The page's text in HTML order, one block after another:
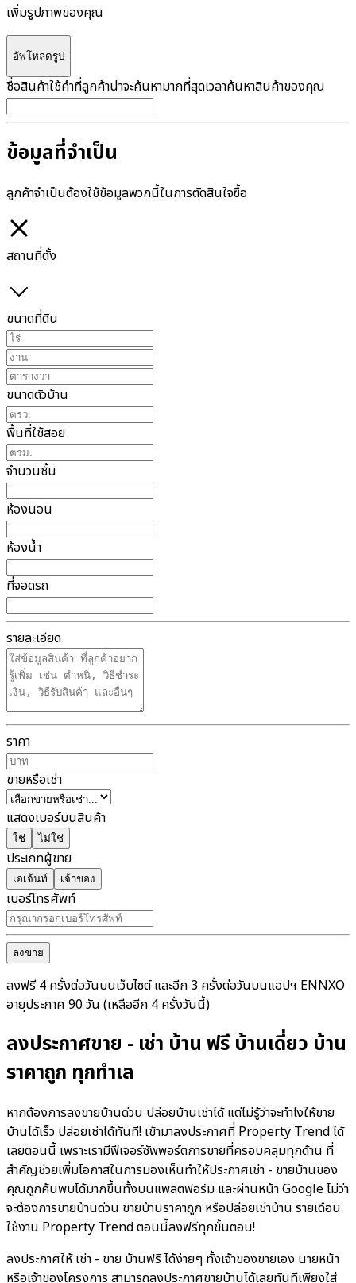
เพิ่มรูปภาพของคุณ
อัพโหลดรูป
ชื่อสินค้าใช้คำที่ลูกค้าน่าจะค้นหามากที่สุดเวลาค้นหาสินค้าของคุณ
ข้อมูลที่จำเป็น
ลูกค้าจำเป็นต้องใช้ข้อมูลพวกนี้ในการตัดสินใจซื้อ
สถานที่ตั้ง
ขนาดที่ดิน
ขนาดตัวบ้าน
พื้นที่ใช้สอย
จำนวนชั้น
ห้องนอน
ห้องน้ำ
ที่จอดรถ
รายละเอียด
ราคา
ขายหรือเช่า
แสดงเบอร์บนสินค้า
ใช่ ไม่ใช่
ประเภทผู้ขาย
เอเจ้นท์ เจ้าของ
เบอร์โทรศัพท์
ลงขาย
ลงฟรี 4 ครั้งต่อวันบนเว็บไซต์ และอีก 3 ครั้งต่อวันบนแอปฯ ENNXO
อายุประกาศ 90 วัน (เหลืออีก 4 ครั้งวันนี้)
ลงประกาศขาย - เช่า บ้าน ฟรี บ้านเดี่ยว บ้าน
ราคาถูก ทุกทำเล
หากต้องการลงขายบ้านด่วน ปล่อยบ้านเช่าได้ แต่ไม่รู้ว่าจะทำไงให้ขาย
บ้านได้เร็ว ปล่อยเช่าได้ทันที! เข้ามาลงประกาศที่ Property Trend ได้
เลยตอนนี้ เพราะเรามีฟีเจอร์ซัพพอร์ตการขายที่ครอบคลุมทุกด้าน ที่
สำคัญช่วยเพิ่มโอกาสในการมองเห็นทำให้ประกาศเช่า - ขายบ้านของ
คุณถูกค้นพบได้มากขึ้นทั้งบนแพลตฟอร์ม และผ่านหน้า Google ไม่ว่า
จะต้องการขายบ้านด่วน ขายบ้านราคาถูก หรือปล่อยเช่าบ้าน รายเดือน
ใช้งาน Property Trend ตอนนี้ลงฟรีทุกขั้นตอน!
ลงประกาศให้ เช่า - ขาย บ้านฟรี ได้ง่ายๆ ทั้งเจ้าของขายเอง นายหน้า
หรือเจ้าของโครงการ สามารถลงประกาศขายบ้านได้เลยทันทีเพียงใส่